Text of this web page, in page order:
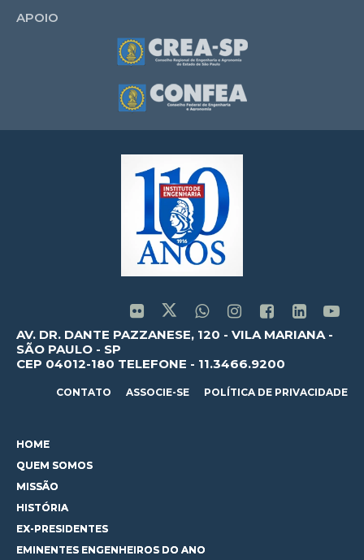
APOIO
AV. DR. DANTE PAZZANESE, 120 - VILA MARIANA -
SÃO PAULO - SP
CEP 04012-180 TELEFONE - 11.3466.9200
CONTATO ASSOCIE-SE POLÍTICA DE PRIVACIDADE
HOME
QUEM SOMOS
MISSÃO
HISTÓRIA
EX-PRESIDENTES
EMINENTES ENGENHEIROS DO ANO